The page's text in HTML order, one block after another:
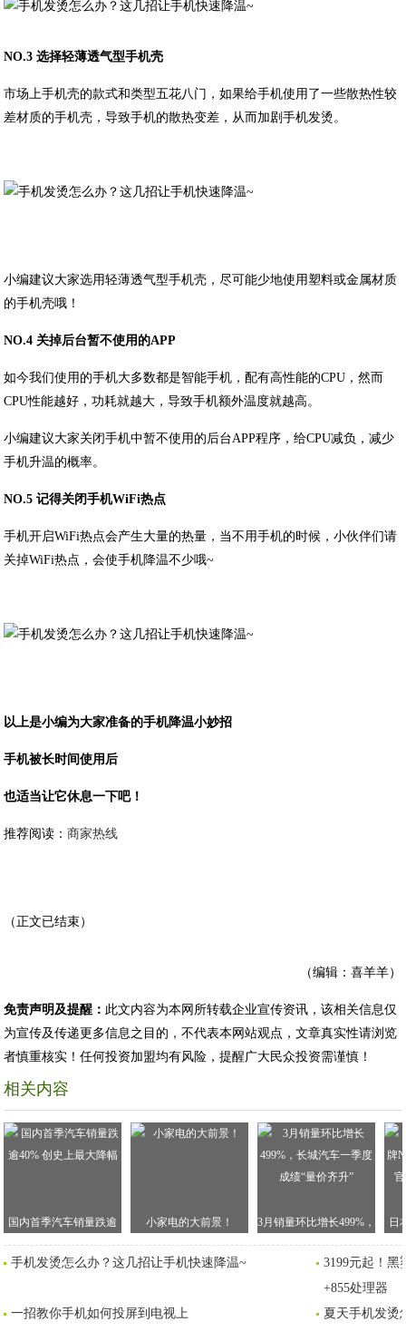
NO.3 选择轻薄透气型手机壳
市场上手机壳的款式和类型五花八门，如果给手机使用了一些散热性较
差材质的手机壳，导致手机的散热变差，从而加剧手机发烫。
小编建议大家选用轻薄透气型手机壳，尽可能少地使用塑料或金属材质
的手机壳哦！
NO.4 关掉后台暂不使用的APP
如今我们使用的手机大多数都是智能手机，配有高性能的CPU，然而
CPU性能越好，功耗就越大，导致手机额外温度就越高。
小编建议大家关闭手机中暂不使用的后台APP程序，给CPU减负，减少
手机升温的概率。
NO.5 记得关闭手机WiFi热点
手机开启WiFi热点会产生大量的热量，当不用手机的时候，小伙伴们请
关掉WiFi热点，会使手机降温不少哦~
以上是小编为大家准备的手机降温小妙招
手机被长时间使用后
也适当让它休息一下吧！
推荐阅读：商家热线
（正文已结束）
（编辑：喜羊羊）
免责声明及提醒： 此文内容为本网所转载企业宣传资讯，该相关信息仅
为宣传及传递更多信息之目的，不代表本网站观点，文章真实性请浏览
者慎重核实！任何投资加盟均有风险，提醒广大民众投资需谨慎！
相关内容
国内首季汽车销量跌逾
40% 创史上最大降幅
小家电的大前景！
3月销量环比增长499%，
长城汽车一季度成绩“量
价齐升”
日
手机发烫怎么办？这几招让手机快速降温~
3199元起！黑
+855处理器
一招教你手机如何投屏到电视上
夏天手机发烫